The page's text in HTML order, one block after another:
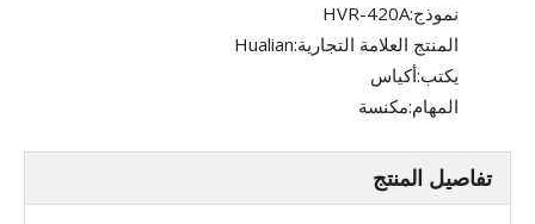
نموذج:HVR-420A
المنتج العلامة التجارية:Hualian
يكتب:أكياس
المهام:مكنسة
تفاصيل المنتج